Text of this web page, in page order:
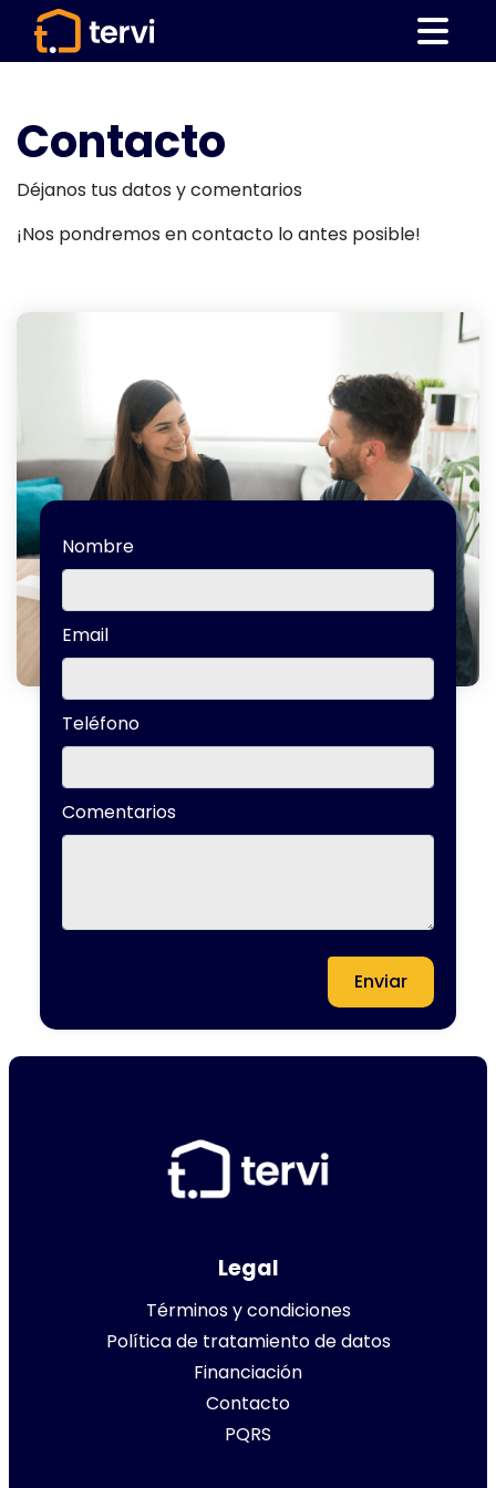
Contacto
Déjanos tus datos y comentarios
¡Nos pondremos en contacto lo antes posible!
Nombre
Email
Teléfono
Comentarios
Enviar
Legal
Términos y condiciones
Política de tratamiento de datos
Financiación
Contacto
PQRS